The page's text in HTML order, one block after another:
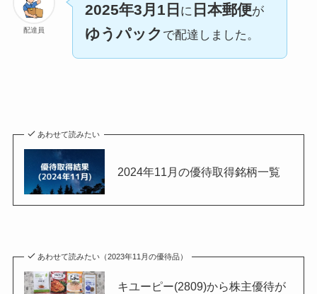
配達員
2025年3月1日 に 日本郵便が
ゆうパック で配達しました。
あわせて読みたい
2024年11月の優待取得銘柄一覧
あわせて読みたい（2023年11月の優待品）
キユーピー(2809)から株主優待が